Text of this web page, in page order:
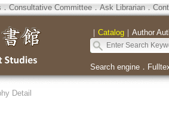
． Consultative Committee． Ask Librarian．
｜ Catalog｜ Author
Search engine．
Detail